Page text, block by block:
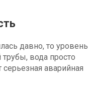
давно, то уровень
вода просто
серьезная аварийная